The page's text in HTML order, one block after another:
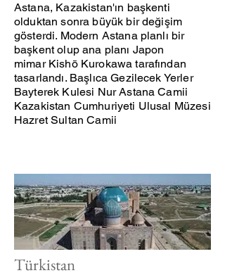
Astana, Kazakistan'ın başkenti
olduktan sonra büyük bir değişim
gösterdi. Modern Astana planlı bir
başkentolup ana planı Japon
mimar Kishō Kurokawa tarafından
tasarlandı. Başlıca Gezilecek Yerler
Bayterek Kulesi Nur Astana Camii
Kazakistan Cumhuriyeti Ulusal Müzesi
Hazret Sultan Camii
Türkistan